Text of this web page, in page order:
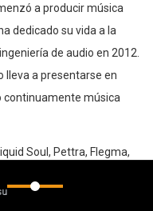
a producir música
dedicado su vida a la
de audio en 2012.
lleva a presentarse en
continuamente música
Soul, Pettra, Flegma,